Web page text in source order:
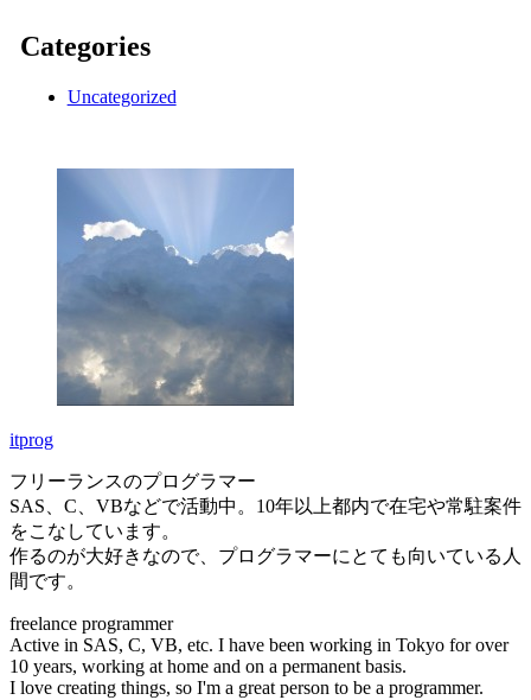
Categories
Uncategorized
itprog
フリーランスのプログラマー
SAS、C、VBなどで活動中。10年以上都内で在宅や常駐案件
をこなしています。
作るのが大好きなので、プログラマーにとても向いている人
間です。
freelance programmer
Active in SAS, C, VB, etc. I have been working in Tokyo for over
10 years, working at home and on a permanent basis.
I love creating things, so I'm a great person to be a programmer.